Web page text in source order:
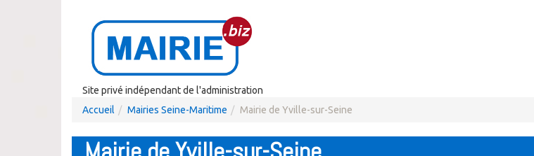
Site privé indépendant de l'administration
Accueil
Mairies Seine-Maritime Mairie de Yville-sur-Seine